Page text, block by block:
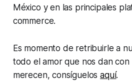
México y en las principales
commerce.
Es momento de retribuirle a
todo el amor que nos dan con
merecen, consíguelosaquí.